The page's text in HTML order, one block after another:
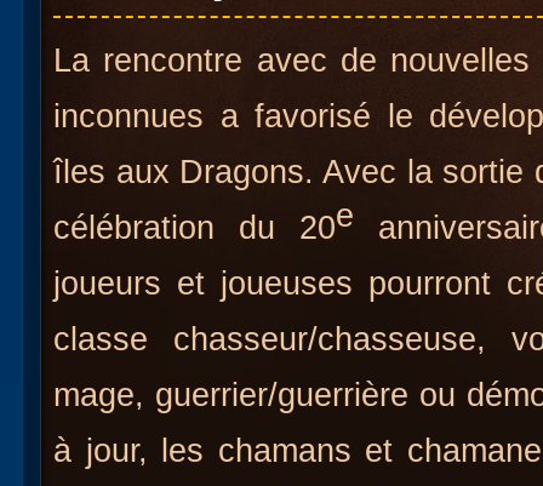
La rencontre avec de
inconnues a favorisé le
îles aux Dragons. Avec la sortie
célébration du 20e
joueurs et joueuses pourront
classe chasseur/chasseuse,
mage, guerrier/guerrière ou
à jour, les chamans et